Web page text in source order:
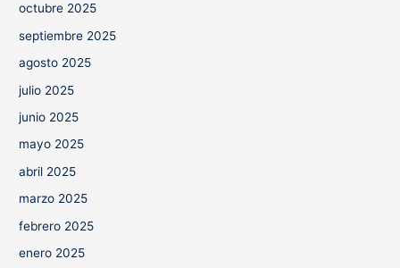
octubre 2025
septiembre 2025
agosto 2025
julio 2025
junio 2025
mayo 2025
abril 2025
marzo 2025
febrero 2025
enero 2025